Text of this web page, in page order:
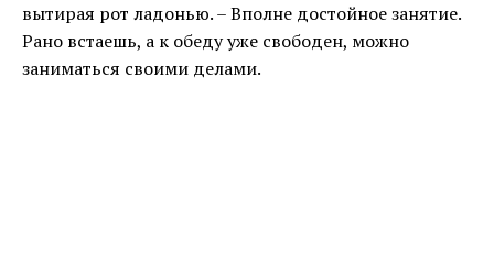
вытирая рот ладонью. – Вполне достойное занятие.
Рано встаешь, а к обеду уже свободен, можно
заниматься своими делами.